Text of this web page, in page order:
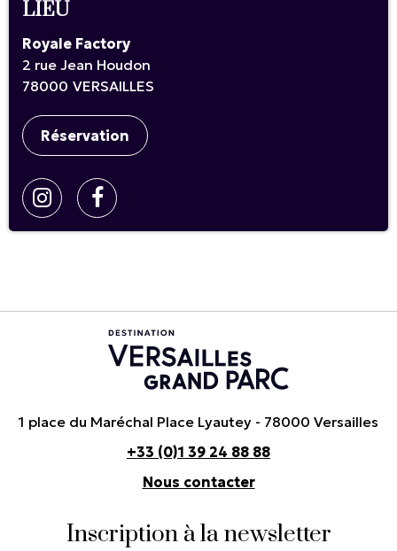
LIEU
Royale Factory
2 rue Jean Houdon
78000 VERSAILLES
Réservation
1 place du Maréchal Place Lyautey - 78000 Versailles
+33 (0)1 39 24 88 88
Nous contacter
Inscription à la newsletter